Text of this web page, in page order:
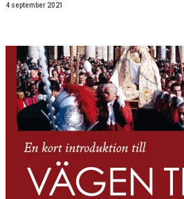
4 september 2021